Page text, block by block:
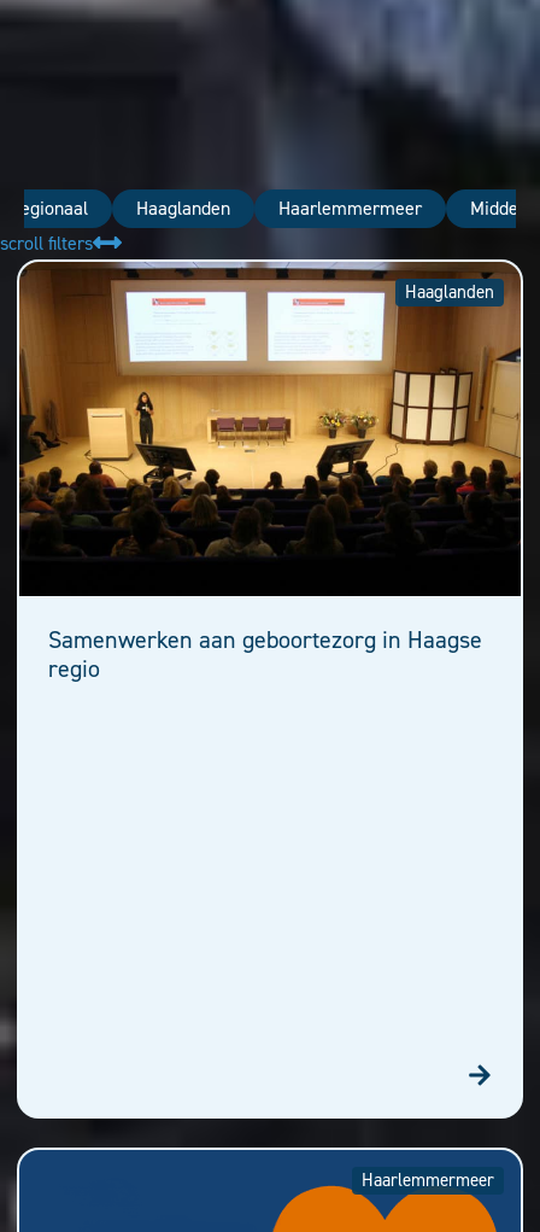
Haaglanden Haarlemmermeer
scroll filters
Haaglanden
Samenwerken aan geboortezorg in Haagse
regio
Haarlemmermeer